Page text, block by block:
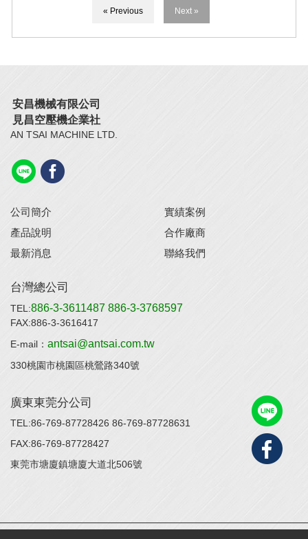
« Previous Next »
安昌機械有限公司
見昌空壓機企業社
AN TSAI MACHINE LTD.
公司簡介
產品說明
最新消息
實績案例
合作廠商
聯絡我們
台灣總公司
TEL:886-3-3611487 886-3-3768597
FAX:886-3-3616417
E-mail： antsai@antsai.com.tw
330桃園市桃園區桃鶯路340號
廣東東莞分公司
TEL:86-769-87728426 86-769-87728631
FAX:86-769-87728427
東莞市塘廈鎮塘廈大道北506號